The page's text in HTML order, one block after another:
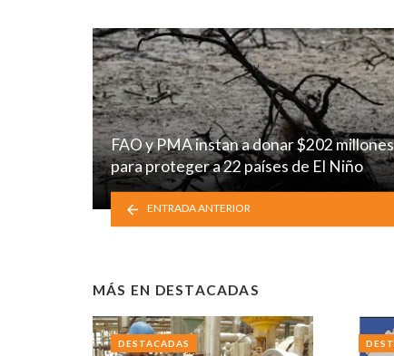
FAO y PMA instan a donar $202 millones
para proteger a 22 países de El Niño
ENTRADA ANTERIOR
MÁS EN DESTACADAS
DESTACADAS